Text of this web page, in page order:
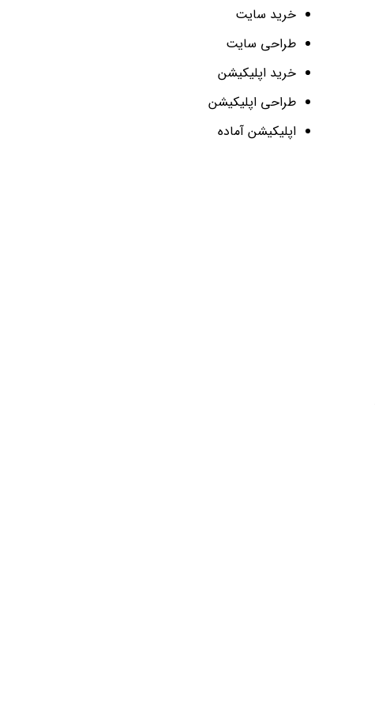
خرید سایت
طراحی سایت
خرید اپلیکیشن
طراحی اپلیکیشن
اپلیکیشن آماده